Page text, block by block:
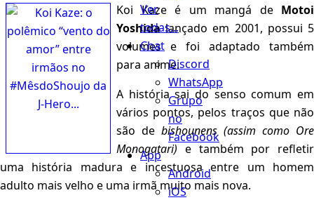
Ver
todas...
Chat
Discord
WhatsApp
Grupo
no
Facebook
App
Android
iOS
Koi Kaze é um mangá de Motoi
Yoshidalançado em 2001, possui 5
volumes e foi adaptado também
para anime.
A história sai do senso comum em
vários pontos, pelos traços que não
são de bishounens (assim como Ore
Monogatari) e também por refletir
uma história madura e incestuosa entre um homem
adulto mais velho e uma irmã muito mais nova.